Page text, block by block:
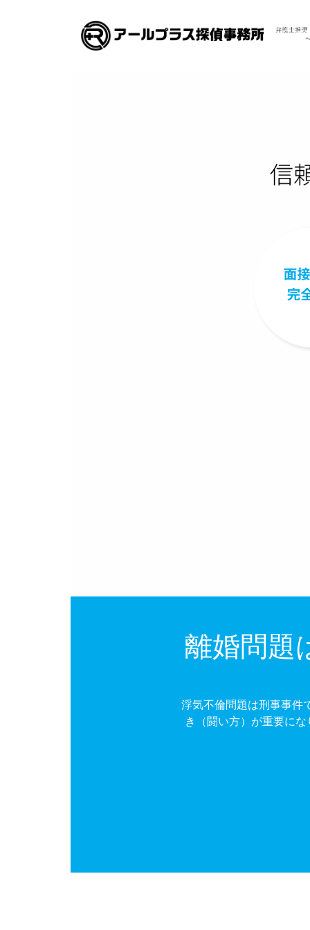
離婚問題
浮気不倫問題は刑事事件
き（闘い方）が重要に